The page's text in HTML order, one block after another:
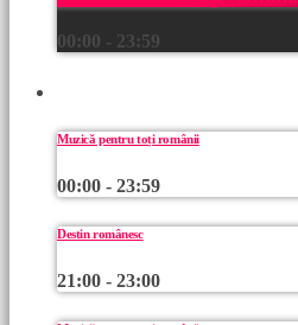
00:00 - 23:59
Muzică pentru toți românii
00:00 - 23:59
Destin românesc
21:00 - 23:00